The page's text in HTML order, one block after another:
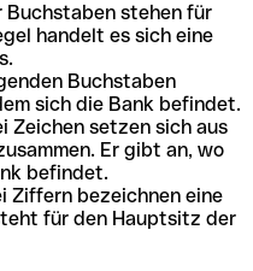
Buchstaben stehen für
handelt es sich eine
Buchstaben
sich die Bank befindet.
Zeichen setzen sich aus
Er gibt an, wo
befindet.
Ziffern bezeichnen eine
für den Hauptsitz der